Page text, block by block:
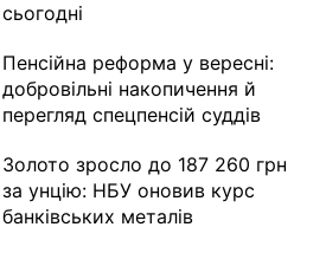
сьогодні
Пенсійна реформа у вересні:
добровільні накопичення й
перегляд спецпенсій суддів
Золото зросло до 187 260 грн
за унцію: НБУ оновив курс
банківських металів